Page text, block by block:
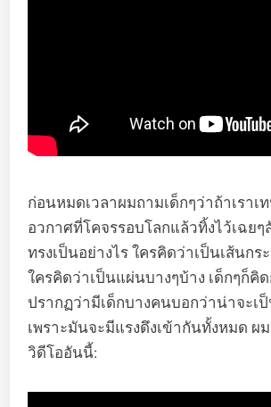
ก่อนหมดเวลาผมถามเด็กๆว่าถ้าเราเ
อวกาศที่โคจรรอบโลกแล้วทิ้งไว้เฉย
ทรงเป็นอย่างไร ใครคิดว่าเป็นเส้นกร
ใครคิดว่าเป็นแผ่นบางๆบ้าง เด็กๆก็คิ
ปรากฏว่ามีเด็กบางคนบอกว่าน่าจะเ
เพราะมันจะมีแรงดึงเข้ากันทั้งหมด ผ
วิดีโออันนี้: